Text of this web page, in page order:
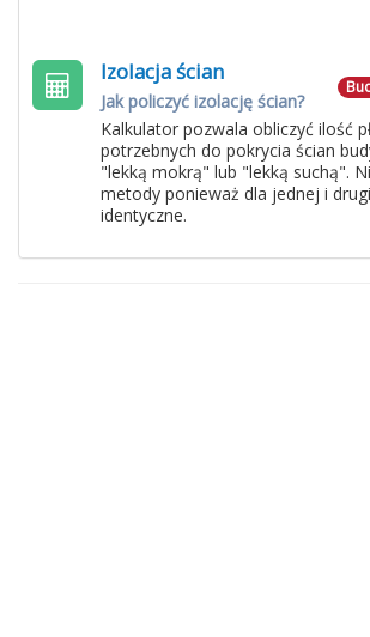
Izolacja ścian
Jak policzyć izolację ścian?
Kalkulator pozwala obliczyć ilość
potrzebnych do pokrycia ścian
"lekką mokrą" lub "lekką suchą".
metody ponieważ dla jednej i
identyczne.